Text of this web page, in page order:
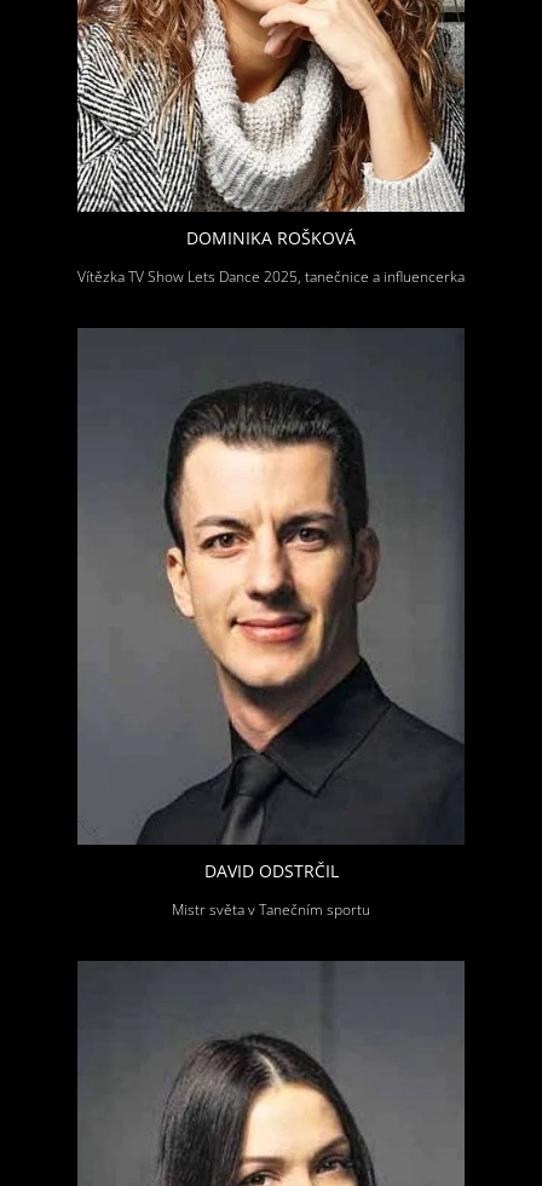
DOMINIKA ROŠKOVÁ
Vítězka TV Show Lets Dance 2025, tanečnice a influencerka
DAVID ODSTRČIL
Mistr světa v Tanečním sportu